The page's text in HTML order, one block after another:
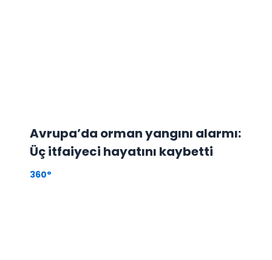
Avrupa’da orman yangını alarmı:
Üç itfaiyeci hayatını kaybetti
360°